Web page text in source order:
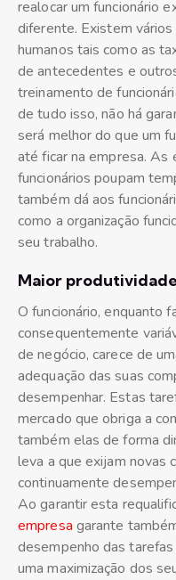
realocar um funcionário
diferente. Existem
humanos tais como as
de antecedentes e
treinamento de
de tudo isso, não há
será melhor do que um
até ficar na empresa. As
funcionários poupam
também dá aos
como a organização
seu trabalho.
Maior produtividade
O funcionário, enquanto
consequentemente
de negócio, carece de
adequação das suas
desempenhar. Estas
mercado que obriga a
também elas de forma
leva a que exijam novas
continuamente
Ao garantir esta
empresa garante
desempenho das
uma maximização dos